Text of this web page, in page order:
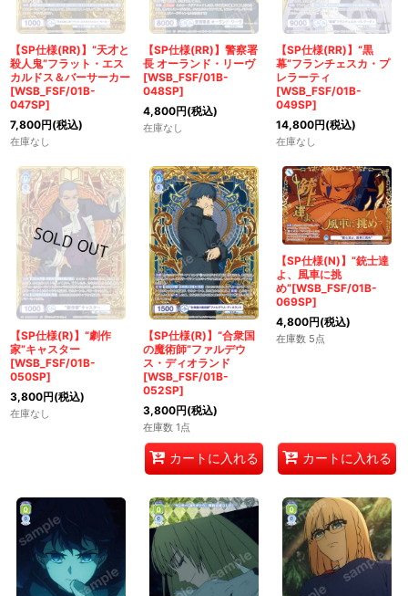
【SP仕様(RR)】“天才と
殺人鬼”フラット・エス
カルドス＆バーサーカー
[WSB_FSF/01B-
047SP]
7,800円(税込)
在庫なし
【SP仕様(RR)】警察署
長 オーランド・リーヴ
[WSB_FSF/01B-
048SP]
4,800円(税込)
在庫なし
【SP仕様(RR)】“黒
幕”フランチェスカ・プ
レラーティ
[WSB_FSF/01B-
049SP]
14,800円(税込)
在庫なし
【SP仕様(R)】“劇作
家”キャスター
[WSB_FSF/01B-
050SP]
3,800円(税込)
在庫なし
【SP仕様(R)】“合衆国
の魔術師”ファルデウ
ス・ディオランド
[WSB_FSF/01B-
052SP]
3,800円(税込)
在庫数 1点
カートに入れる
【SP仕様(N)】“銃士達
よ、風車に挑
め”[WSB_FSF/01B-
069SP]
4,800円(税込)
在庫数 5点
カートに入れる